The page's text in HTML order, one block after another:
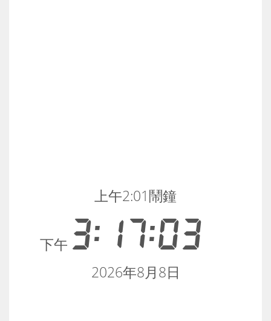
下午 3:17:03
上午2:01鬧鐘
2026年8月8日